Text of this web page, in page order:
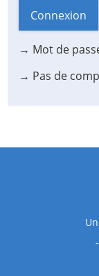
Connexion
→ Mot de
→ Pas de